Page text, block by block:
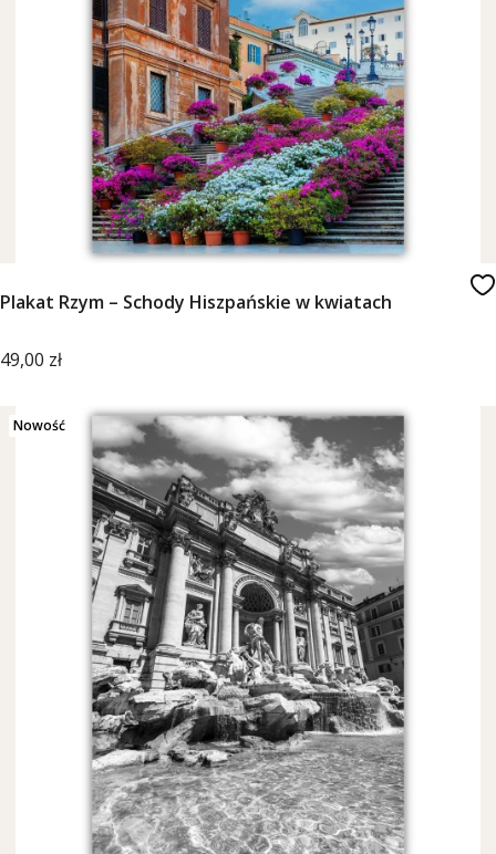
Plakat Rzym – Schody Hiszpańskie w kwiatach
Cena
49,00 zł
Nowość